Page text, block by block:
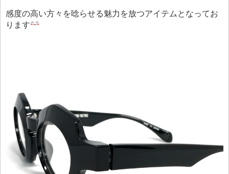
感度の高い方々を唸らせる魅力を放つアイテムとなってお
ります